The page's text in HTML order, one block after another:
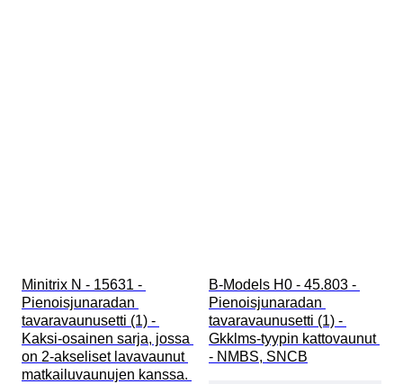
Minitrix N - 15631 -
Pienoisjunaradan
tavaravaunusetti (1) -
Kaksi-osainen sarja, jossa
on 2-akseliset lavavaunut
matkailuvaunujen kanssa.
B-Models H0 - 45.803 -
Pienoisjunaradan
tavaravaunusetti (1) -
Gkklms-tyypin kattovaunut
- NMBS, SNCB